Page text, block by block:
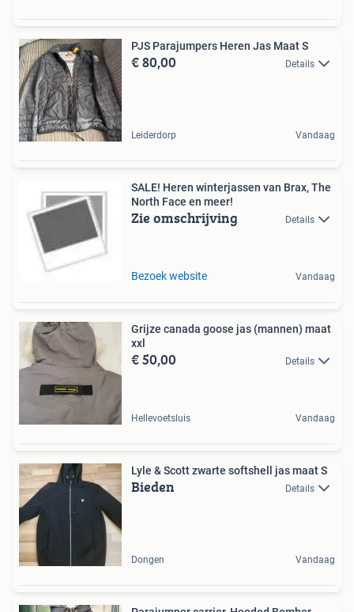
PJS Parajumpers Heren Jas Maat S
€ 80,00 Details
Leiderdorp Vandaag
SALE! Heren winterjassen van Brax, The
North Face en meer!
Zie omschrijving Details
Bezoek website Vandaag
Grijze canada goose jas (mannen) maat
xxl
€ 50,00 Details
Hellevoetsluis Vandaag
Lyle & Scott zwarte softshell jas maat S
Bieden Details
Dongen Vandaag